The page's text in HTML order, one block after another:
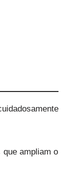
ampliam o